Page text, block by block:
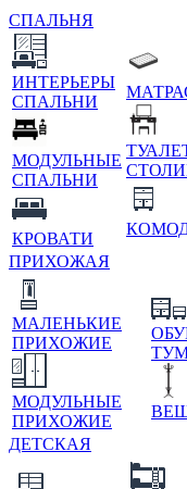
СПАЛЬНЯ
ИНТЕРЬЕРЫ
СПАЛЬНИ
МОДУЛЬНЫЕ
СПАЛЬНИ
КРОВАТИ
ПРИХОЖАЯ
МАЛЕНЬКИЕ
ПРИХОЖИЕ
МОДУЛЬНЫЕ
ПРИХОЖИЕ
ДЕТСКАЯ